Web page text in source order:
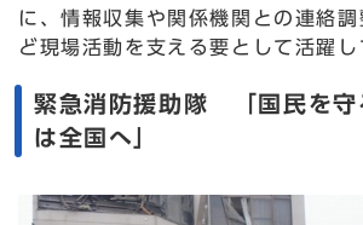
に、情報収集や関係機関との連絡
ど現場活動を支える要として活躍し
緊急消防援助隊 「国民を守
は全国へ」